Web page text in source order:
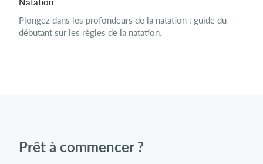
Plongez dans les profondeurs de la natation : guide du
débutant sur les règles de la natation.
Prêt à commencer ?